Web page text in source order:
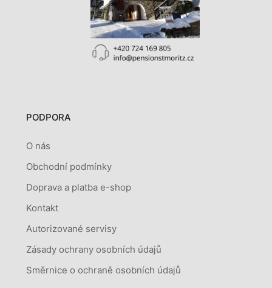
PODPORA
O nás
Obchodní podmínky
Doprava a platba e-shop
Kontakt
Autorizované servisy
Zásady ochrany osobních údajů
Směrnice o ochraně osobních údajů